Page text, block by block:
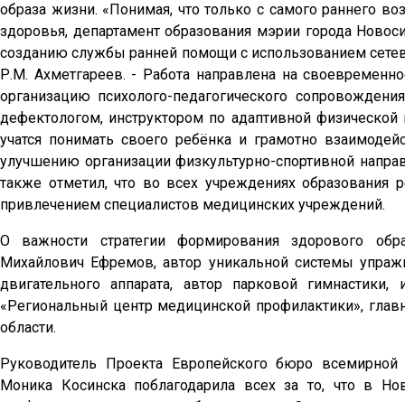
образа жизни. «Понимая, что только с самого раннего
здоровья, департамент образования мэрии города
созданию службы ранней помощи с использованием
Р.М. Ахметгареев. - Работа направлена на
организацию психолого-педагогического
дефектологом, инструктором по адаптивной
учатся понимать своего ребёнка и грамотно
улучшению организации физкультурно-спортивной
также отметил, что во всех учреждениях образования
привлечением специалистов медицинских учреждений.
О важности стратегии формирования здорового
Михайлович Ефремов, автор уникальной системы
двигательного аппарата, автор парковой
«Региональный центр медицинской профилактики»,
области.
Руководитель Проекта Европейского бюро
Моника Косинска поблагодарила всех за то, что в